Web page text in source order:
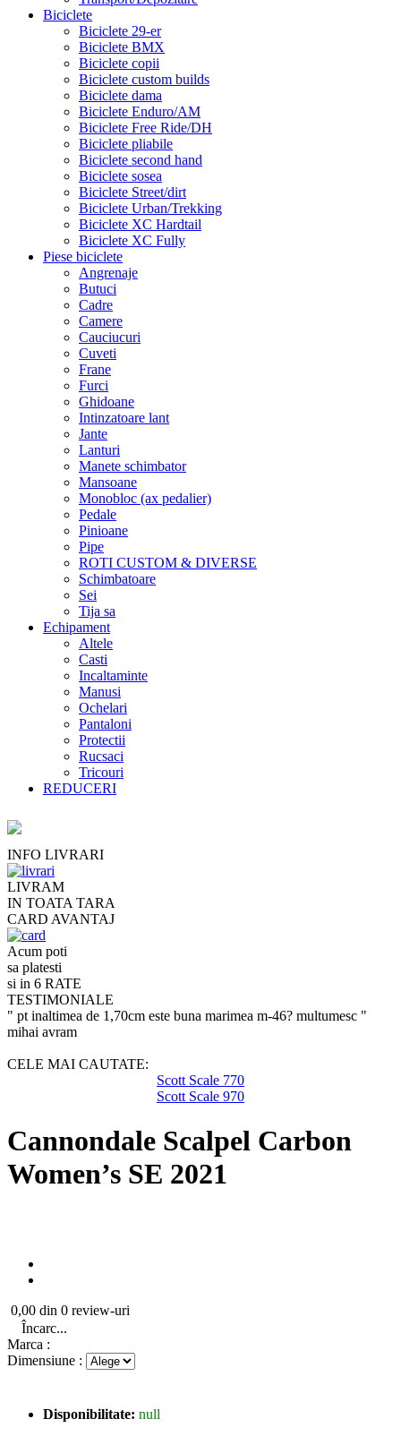
Biciclete
Biciclete 29-er
Biciclete BMX
Biciclete copii
Biciclete custom builds
Biciclete dama
Biciclete Enduro/AM
Biciclete Free Ride/DH
Biciclete pliabile
Biciclete second hand
Biciclete sosea
Biciclete Street/dirt
Biciclete Urban/Trekking
Biciclete XC Hardtail
Biciclete XC Fully
Piese biciclete
Angrenaje
Butuci
Cadre
Camere
Cauciucuri
Cuveti
Frane
Furci
Ghidoane
Intinzatoare lant
Jante
Lanturi
Manete schimbator
Mansoane
Monobloc (ax pedalier)
Pedale
Pinioane
Pipe
ROTI CUSTOM & DIVERSE
Schimbatoare
Sei
Tija sa
Echipament
Altele
Casti
Incaltaminte
Manusi
Ochelari
Pantaloni
Protectii
Rucsaci
Tricouri
REDUCERI
INFO LIVRARI
LIVRAM
IN TOATA TARA
CARD AVANTAJ
Acum poti
sa platesti
si in 6 RATE
TESTIMONIALE
" pt inaltimea de 1,70cm este buna marimea m-46? multumesc "
mihai avram
CELE MAI CAUTATE:
Scott Scale 770
Scott Scale 970
Cannondale Scalpel Carbon
Women’s SE 2021
0,00 din 0 review-uri
Încarc...
Marca :
Dimensiune :
Disponibilitate: null